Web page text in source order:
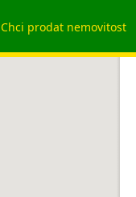
Chci prodat nemovitost